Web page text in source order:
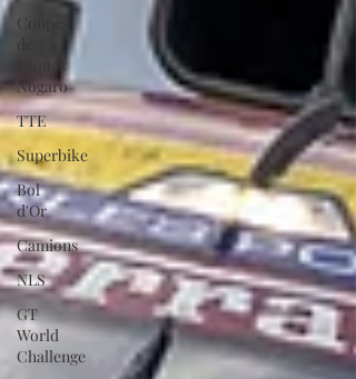
Coupes
de
Pâques
Nogaro
TTE
Superbike
Bol
d'Or
Camions
NLS
GT
World
Challenge